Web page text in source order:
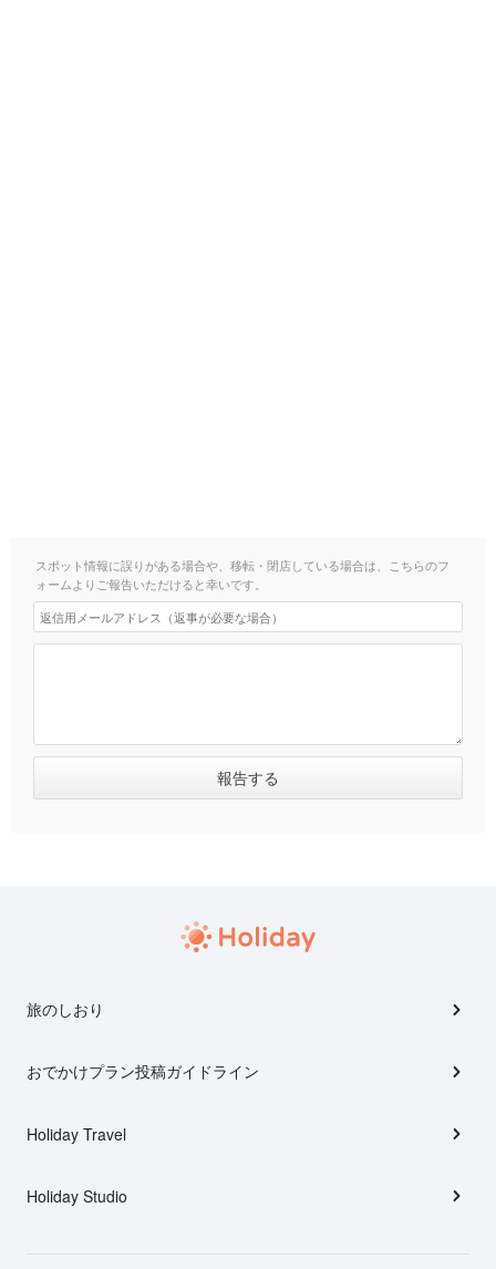
スポット情報に誤りがある場合や、移転・閉店している場合は、こちらのフ
ォームよりご報告いただけると幸いです。
旅のしおり
おでかけプラン投稿ガイドライン
Holiday Travel
Holiday Studio